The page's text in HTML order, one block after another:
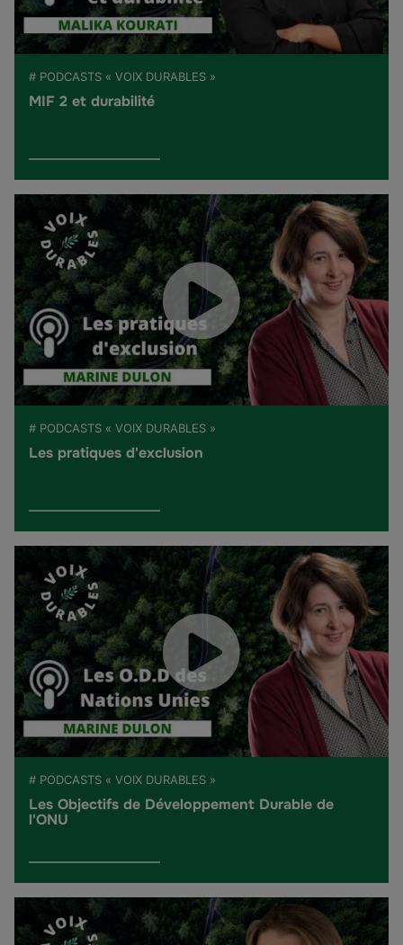
# PODCASTS « VOIX DURABLES »
MIF 2 et durabilité
# PODCASTS « VOIX DURABLES »
Les pratiques d'exclusion
# PODCASTS « VOIX DURABLES »
Les Objectifs de Développement Durable de
l'ONU